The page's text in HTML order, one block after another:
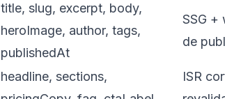
title, slug, excerpt, body,
heroImage, author, tags,
publishedAt
SSG +
de
headline, sections,
ISR